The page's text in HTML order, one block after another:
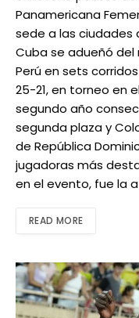
Panamericana
sede a las ciudades
Cuba se adueñó
Perú en sets
25-21, en torneo en
segundo año
segunda plaza y
de República
jugadoras más
en el evento, fue la
READ MORE